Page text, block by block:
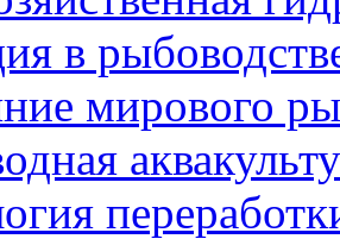
в
мирового